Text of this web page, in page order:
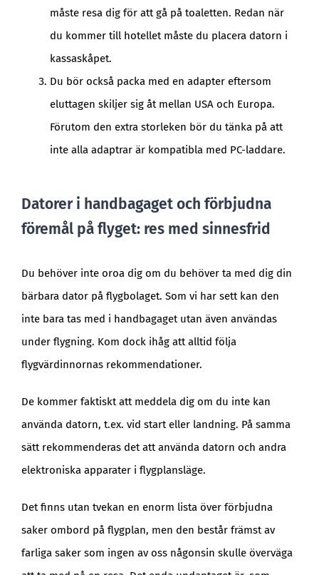
måste resa dig för att gå på toaletten. Redan när
du kommer till hotellet måste du placera datorn i
kassaskåpet.
Du bör också packa med en adapter eftersom
eluttagen skiljer sig åt mellan USA och Europa.
Förutom den extra storleken bör du tänka på att
inte alla adaptrar är kompatibla med PC-laddare.
Datorer i handbagaget och förbjudna
föremål på flyget: res med sinnesfrid
Du behöver inte oroa dig om du behöver ta med dig din
bärbara dator på flygbolaget. Som vi har sett kan den
inte bara tas med i handbagaget utan även användas
under flygning. Kom dock ihåg att alltid följa
flygvärdinnornas rekommendationer.
De kommer faktiskt att meddela dig om du inte kan
använda datorn, t.ex. vid start eller landning. På samma
sätt rekommenderas det att använda datorn och andra
elektroniska apparater i flygplansläge.
Det finns utan tvekan en enorm lista över förbjudna
saker ombord på flygplan, men den består främst av
farliga saker som ingen av oss någonsin skulle överväga